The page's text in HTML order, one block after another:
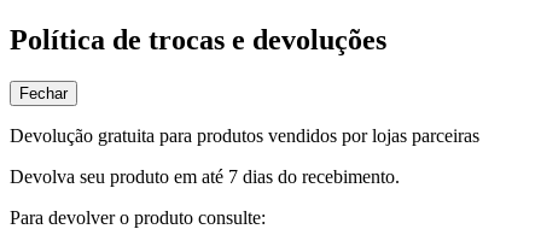
Política de trocas e devoluções
Fechar
Devolução gratuita para produtos vendidos por lojas parceiras
Devolva seu produto em até 7 dias do recebimento.
Para devolver o produto consulte: